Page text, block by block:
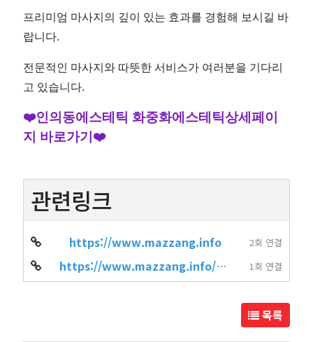
프리미엄 마사지의 깊이 있는 효과를 경험해 보시길 바
랍니다.
전문적인 마사지와 따뜻한 서비스가 여러분을 기다리
고 있습니다.
❤️인의동에스테틱 화중화에스테틱상세페이
지 바로가기❤️
관련링크
https://www.mazzang.info 2회 연결
https://www.mazzang.info/hot_place.php?sido=%EA%B2%BD%EB%B6%81&gugun=%… 1회 연결
목록